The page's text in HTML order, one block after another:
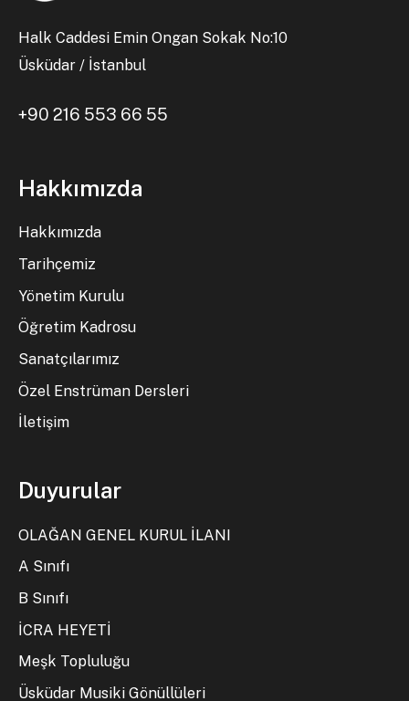
Halk Caddesi Emin Ongan Sokak No:10
Üsküdar / İstanbul
+90 216 553 66 55
Hakkımızda
Hakkımızda
Tarihçemiz
Yönetim Kurulu
Öğretim Kadrosu
Sanatçılarımız
Özel Enstrüman Dersleri
İletişim
Duyurular
OLAĞAN GENEL KURUL İLANI
A Sınıfı
B Sınıfı
İCRA HEYETİ
Meşk Topluluğu
Üsküdar Musiki Gönüllüleri